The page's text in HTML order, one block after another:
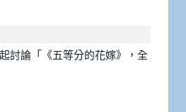
討論「《五等分的花嫁》，全